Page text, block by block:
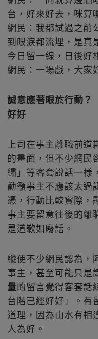
台，好來好去，咪算
網民：我都試過之前
到眼淚都流埋，是真
今日留一線，日後好
網民：一場戲，大家
誠意應著眼於行動
好好
上司在事主離職前道
的畫面，但不少網民
繡」等客套說話一樣
勸籲事主不應該太過
憑，行動比較實際，
事主要留意往後的離
是道歉如廢話。
縱使不少網民認為，
事主，甚至可能只是
量的留言覺得客套話
台階已經好好」。有
道理，因為山水有相
人為好。